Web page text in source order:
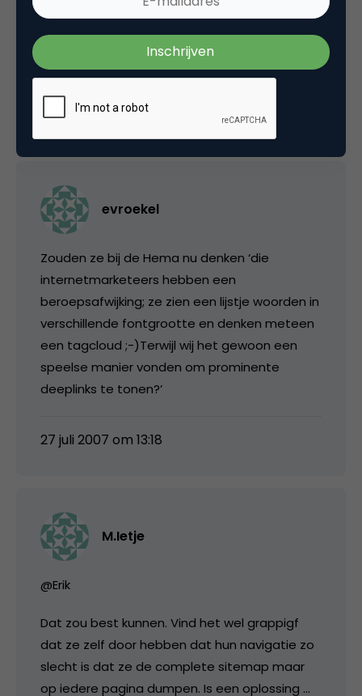
aanmerk dat het volgen van de hema-huisstijl
IMHO het belangrijkste punt is om op te
27 juli 2007 om 09:50
evroekel
Zouden ze bij de Hema nu denken ‘die
internetmarketeers hebben een
beroepsafwijking; ze zien een lijstje woorden in
verschillende fontgrootte en denken meteen
een tagcloud ;-)Terwijl wij het gewoon een
speelse manier vonden om prominente
deeplinks te tonen?’
27 juli 2007 om 13:18
M.Ietje
@Erik
Dat zou best kunnen. Vind het wel grappigf
dat ze zelf door hebben dat hun navigatie zo
slecht is dat ze de complete sitemap maar
op iedere pagina dumpen. Is een oplossing …